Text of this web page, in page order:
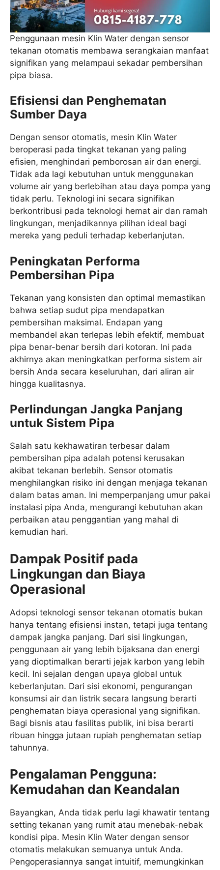
Penggunaan mesin Klin Water dengan sensor
tekanan otomatis membawa serangkaian manfaat
signifikan yang melampaui sekadar pembersihan
pipa biasa.
Efisiensi dan Penghematan
Sumber Daya
Dengan sensor otomatis, mesin Klin Water
beroperasi pada tingkat tekanan yang paling
efisien, menghindari pemborosan air dan energi.
Tidak ada lagi kebutuhan untuk menggunakan
volume air yang berlebihan atau daya pompa yang
tidak perlu. Teknologi ini secara signifikan
berkontribusi pada teknologi hemat air dan ramah
lingkungan, menjadikannya pilihan ideal bagi
mereka yang peduli terhadap keberlanjutan.
Peningkatan Performa
Pembersihan Pipa
Tekanan yang konsisten dan optimal memastikan
bahwa setiap sudut pipa mendapatkan
pembersihan maksimal. Endapan yang
membandel akan terlepas lebih efektif, membuat
pipa benar-benar bersih dari kotoran. Ini pada
akhirnya akan meningkatkan performa sistem air
bersih Anda secara keseluruhan, dari aliran air
hingga kualitasnya.
Perlindungan Jangka Panjang
untuk Sistem Pipa
Salah satu kekhawatiran terbesar dalam
pembersihan pipa adalah potensi kerusakan
akibat tekanan berlebih. Sensor otomatis
menghilangkan risiko ini dengan menjaga tekanan
dalam batas aman. Ini memperpanjang umur pakai
instalasi pipa Anda, mengurangi kebutuhan akan
perbaikan atau penggantian yang mahal di
kemudian hari.
Dampak Positif pada
Lingkungan dan Biaya
Operasional
Adopsi teknologi sensor tekanan otomatis bukan
hanya tentang efisiensi instan, tetapi juga tentang
dampak jangka panjang. Dari sisi lingkungan,
penggunaan air yang lebih bijaksana dan energi
yang dioptimalkan berarti jejak karbon yang lebih
kecil. Ini sejalan dengan upaya global untuk
keberlanjutan. Dari sisi ekonomi, pengurangan
konsumsi air dan listrik secara langsung berarti
penghematan biaya operasional yang signifikan.
Bagi bisnis atau fasilitas publik, ini bisa berarti
ribuan hingga jutaan rupiah penghematan setiap
tahunnya.
Pengalaman Pengguna:
Kemudahan dan Keandalan
Bayangkan, Anda tidak perlu lagi khawatir tentang
setting tekanan yang rumit atau menebak-nebak
kondisi pipa. Mesin Klin Water dengan sensor
otomatis melakukan semuanya untuk Anda.
Pengoperasiannya sangat intuitif, memungkinkan